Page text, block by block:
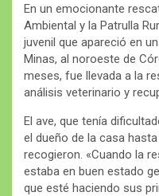
En un emocionante
Ambiental y la Patrulla
juvenil que apareció en
Minas, al noroeste de
meses, fue llevada a la
análisis veterinario y
El ave, que tenía
el dueño de la casa
recogieron. «Cuando la
estaba en buen estado
que esté haciendo sus